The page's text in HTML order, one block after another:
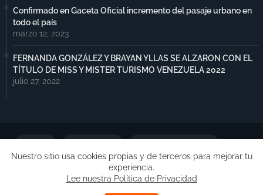
Confirmado en Gaceta Oficial incremento del pasaje urbano en
todo el país
marzo 12, 2023
FERNANDA GONZÁLEZ Y BRAYAN YLLAS SE ALZARON CON EL
TÍTULO DE MISS Y MISTER TURISMO VENEZUELA 2022
julio 27, 2022
Nuestro sitio usa cookies propias y de terceros para mejorar tu
experiencia.
Lee nuestra Política de Privacidad